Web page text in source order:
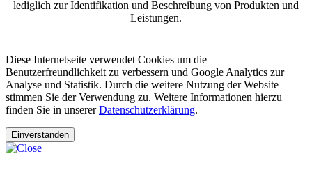
lediglich zur Identifikation und Beschreibung von Produkten und
Leistungen.
Diese Internetseite verwendet Cookies um die
Benutzerfreundlichkeit zu verbessern und Google Analytics zur
Analyse und Statistik. Durch die weitere Nutzung der Website
stimmen Sie der Verwendung zu. Weitere Informationen hierzu
finden Sie in unsererDatenschutzerklärung.
Einverstanden